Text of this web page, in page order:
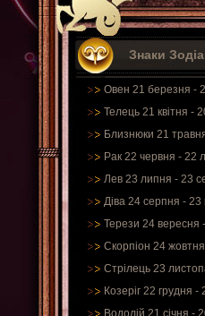
Знаки
Овен 21 березня -
Телець 21 квітня -
Близнюки 21
Рак 22 червня - 22
Лев 23 липня - 23
Діва 24 серпня - 23
Терези 24 вересня
Скорпіон 24
Стрілець 23
Козеріг 22 грудня -
Водолій 21 січня -